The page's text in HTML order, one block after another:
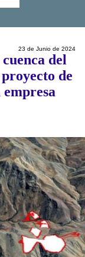
23 de Junio de 2024
del
de